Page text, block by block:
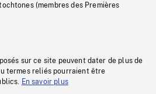
(membres des Premières
sur ce site peuvent dater de plus de
termes reliés pourraient être
En savoir plus